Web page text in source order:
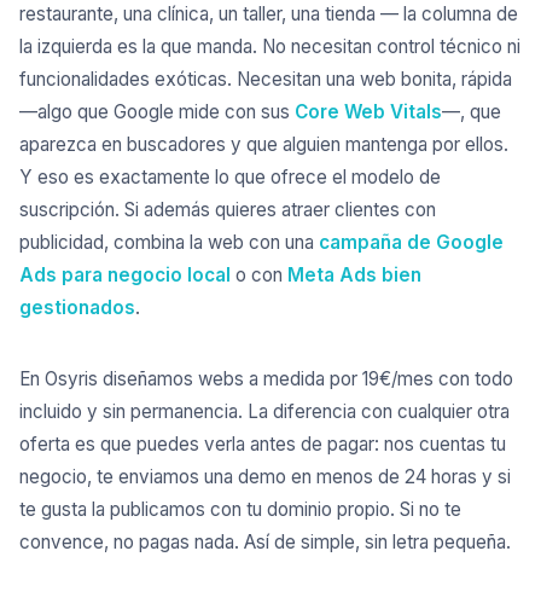
restaurante, una clínica, un taller, una tienda — la columna de
la izquierda es la que manda. No necesitan control técnico ni
funcionalidades exóticas. Necesitan una web bonita, rápida
—algo que Google mide con sus Core Web Vitals—, que
aparezca en buscadores y que alguien mantenga por ellos.
Y eso es exactamente lo que ofrece el modelo de
suscripción. Si además quieres atraer clientes con
publicidad, combina la web con una campaña de Google
Ads para negocio local o con Meta Ads bien
gestionados.
En Osyris diseñamos webs a medida por 19€/mes con todo
incluido y sin permanencia. La diferencia con cualquier otra
oferta es que puedes verla antes de pagar: nos cuentas tu
negocio, te enviamos una demo en menos de 24 horas y si
te gusta la publicamos con tu dominio propio. Si no te
convence, no pagas nada. Así de simple, sin letra pequeña.